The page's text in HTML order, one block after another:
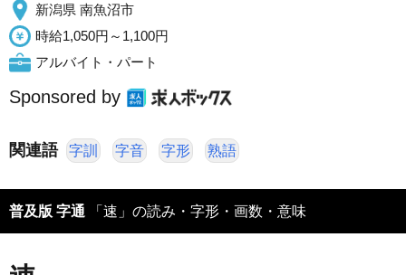
新潟県 南魚沼市
時給1,050円～1,100円
アルバイト・パート
Sponsored by
関連語 字訓 字音 字形 熟語
普及版 字通 「速」の読み・字形・画数・意味